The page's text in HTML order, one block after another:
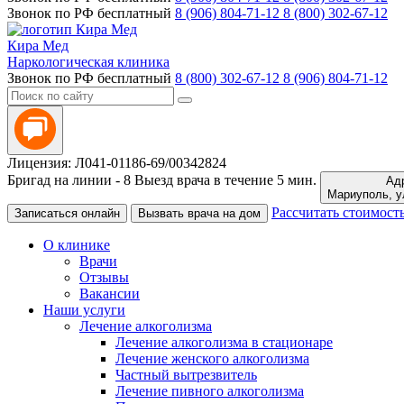
Звонок по РФ бесплатный 8 (906) 804-71-12 8 (800) 302-67-12
Кира Мед
Наркологическая клиника
Звонок по РФ бесплатный 8 (800) 302-67-12 8 (906) 804-71-12
Лицензия: Л041-01186-69/00342824
Бригад на линии - 8 Выезд врача в течение 5 мин.
Записаться онлайн
Вызвать врача на дом Рассчитать
О клинике
Врачи
Отзывы
Вакансии
Наши услуги
Лечение алкоголизма
Лечение алкоголизма в стационаре
Лечение женского алкоголизма
Частный вытрезвитель
Лечение пивного алкоголизма